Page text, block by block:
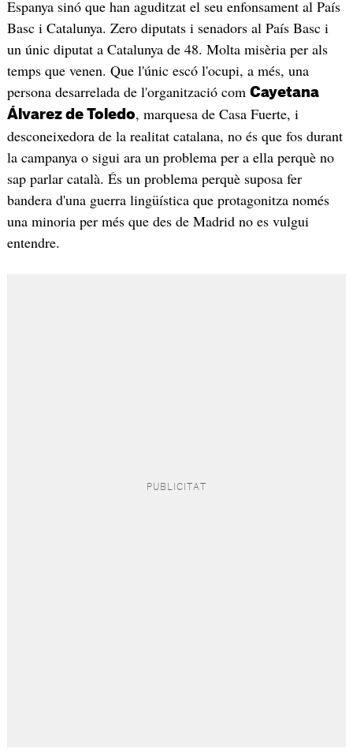
Espanya sinó que han aguditzat el seu enfonsament al País
Basc i Catalunya. Zero diputats i senadors al País Basc i
un únic diputat a Catalunya de 48. Molta misèria per als
temps que venen. Que l'únic escó l'ocupi, a més, una
persona desarrelada de l'organització com Cayetana
Álvarez de Toledo, marquesa de Casa Fuerte, i
desconeixedora de la realitat catalana, no és que fos durant
la campanya o sigui ara un problema per a ella perquè no
sap parlar català. És un problema perquè suposa fer
bandera d'una guerra lingüística que protagonitza només
una minoria per més que des de Madrid no es vulgui
entendre.